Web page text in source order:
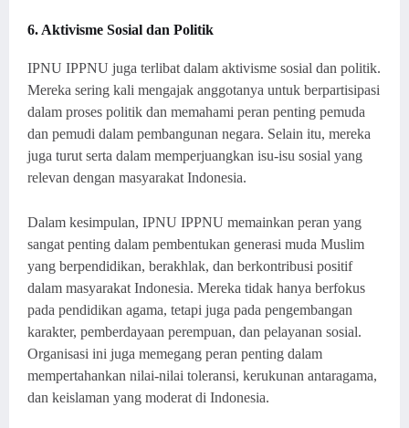
6. Aktivisme Sosial dan Politik
IPNU IPPNU juga terlibat dalam aktivisme sosial dan politik.
Mereka sering kali mengajak anggotanya untuk berpartisipasi
dalam proses politik dan memahami peran penting pemuda
dan pemudi dalam pembangunan negara. Selain itu, mereka
juga turut serta dalam memperjuangkan isu-isu sosial yang
relevan dengan masyarakat Indonesia.
Dalam kesimpulan, IPNU IPPNU memainkan peran yang
sangat penting dalam pembentukan generasi muda Muslim
yang berpendidikan, berakhlak, dan berkontribusi positif
dalam masyarakat Indonesia. Mereka tidak hanya berfokus
pada pendidikan agama, tetapi juga pada pengembangan
karakter, pemberdayaan perempuan, dan pelayanan sosial.
Organisasi ini juga memegang peran penting dalam
mempertahankan nilai-nilai toleransi, kerukunan antaragama,
dan keislaman yang moderat di Indonesia.